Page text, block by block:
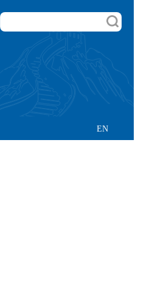
EN